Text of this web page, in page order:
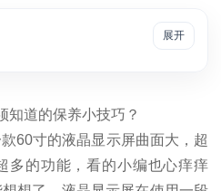
展开
知道的保养小技巧 ？
60寸的液晶显示屏曲面大，超
多的功能，看的小编也心痒痒